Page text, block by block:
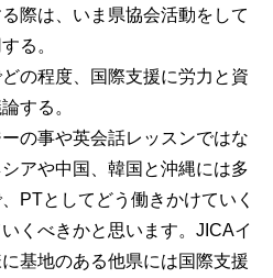
際は、いま県協会活動をして
る。
の程度、国際支援に労力と資
する。
の事や英会話レッスンではな
アや中国、韓国と沖縄には多
PTとしてどう働きかけていく
くべきかと思います。JICAイ
基地のある他県には国際支援